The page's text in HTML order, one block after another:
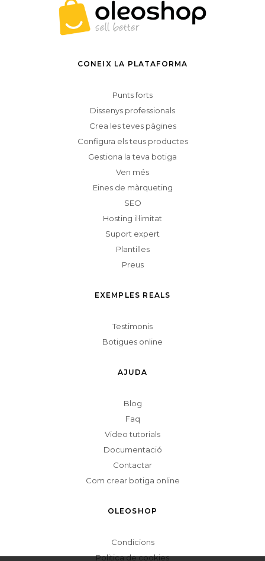
CONEIX LA PLATAFORMA
Punts forts
Dissenys professionals
Crea les teves pàgines
Configura els teus productes
Gestiona la teva botiga
Ven més
Eines de màrqueting
SEO
Hosting il·limitat
Suport expert
Plantilles
Preus
EXEMPLES REALS
Testimonis
Botigues online
AJUDA
Blog
Faq
Video tutorials
Documentació
Contactar
Com crear botiga online
OLEOSHOP
Condicions
Politica de cookies